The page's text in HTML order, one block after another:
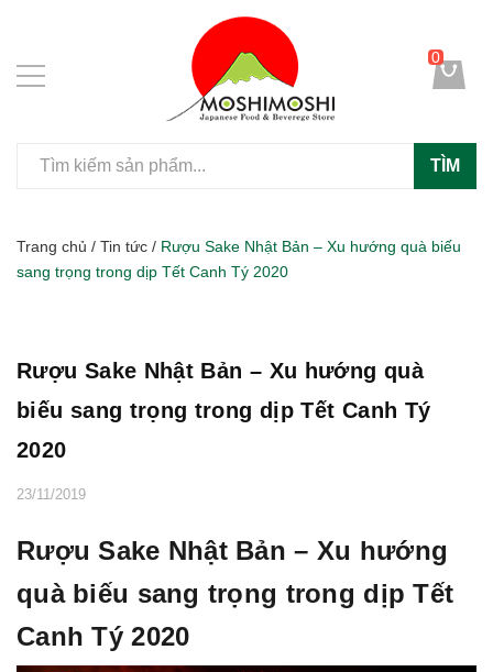
TÌM
0
Trang chủ / Tin tức / Rượu Sake Nhật Bản – Xu hướng quà biếu
sang trọng trong dịp Tết Canh Tý 2020
Rượu Sake Nhật Bản – Xu hướng quà
biếu sang trọng trong dịp Tết Canh Tý
2020
23/11/2019
Rượu Sake Nhật Bản – Xu hướng
quà biếu sang trọng trong dịp Tết
Canh Tý 2020